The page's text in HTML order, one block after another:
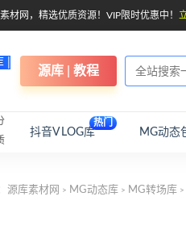
材网，精选优质资源！VIP限时优惠中！
|
源库 | 教程
抖音VLOG库
热门
MG动态
源库素材网 > MG动态库 > MG转场库 >